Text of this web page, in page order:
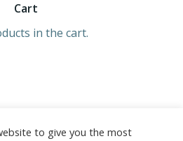
Cart
in the cart.
to give you the most